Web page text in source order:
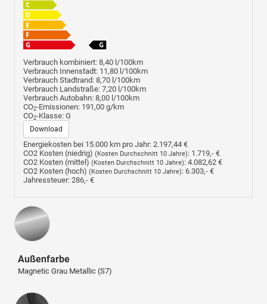
Verbrauch kombiniert: 8,40 l/100km
Verbrauch Innenstadt: 11,80 l/100km
Verbrauch Stadtrand: 8,70 l/100km
Verbrauch Landstraße: 7,20 l/100km
Verbrauch Autobahn: 8,00 l/100km
CO2-Emissionen: 191,00 g/km
CO2-Klasse: G
Download
Energiekosten bei 15.000 km pro Jahr: 2.197,44 €
CO2 Kosten (niedrig) (Kosten Durchschnitt 10 Jahre): 1.719,- €
CO2 Kosten (mittel) (Kosten Durchschnitt 10 Jahre): 4.082,62 €
CO2 Kosten (hoch) (Kosten Durchschnitt 10 Jahre): 6.303,- €
Jahressteuer: 286,- €
Außenfarbe
Magnetic Grau Metallic (S7)
Innenausstattung